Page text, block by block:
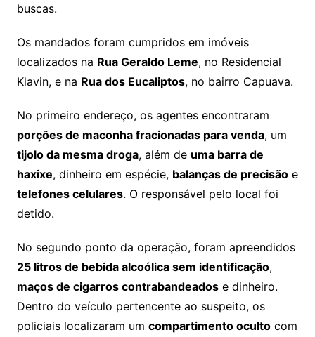
buscas.
Os mandados foram cumpridos em imóveis
localizados na Rua Geraldo Leme, no Residencial
Klavin, e na Rua dos Eucaliptos, no bairro Capuava.
No primeiro endereço, os agentes encontraram
porções de maconha fracionadas para venda, um
tijolo da mesma droga, além de uma barra de
haxixe, dinheiro em espécie, balanças de precisãoe
telefones celulares. O responsável pelo local foi
detido.
No segundo ponto da operação, foram apreendidos
25 litros de bebida alcoólica sem identificação,
maços de cigarros contrabandeadose dinheiro.
Dentro do veículo pertencente ao suspeito, os
policiais localizaram um compartimento ocultocom